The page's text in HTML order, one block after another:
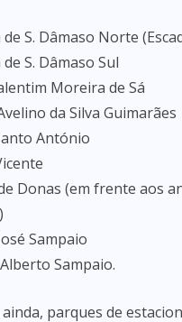
de S. Dâmaso Norte
S. Dâmaso Sul
Moreira de Sá
da Silva Guimarães
António
Donas (em frente aos
Sampaio
Sampaio.
ainda, parques de